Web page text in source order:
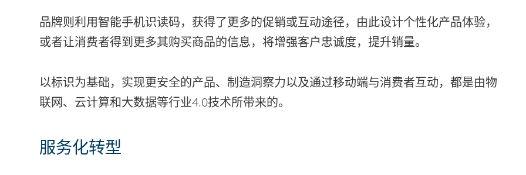
品牌则利用智能手机识读码，获得了更多的促销或互动途径，由此设计个性化产品体验，
或者让消费者得到更多其购买商品的信息，将增强客户忠诚度，提升销量。
以标识为基础，实现更安全的产品、制造洞察力以及通过移动端与消费者互动，都是由物
联网、云计算和大数据等行业4.0技术所带来的。
服务化转型